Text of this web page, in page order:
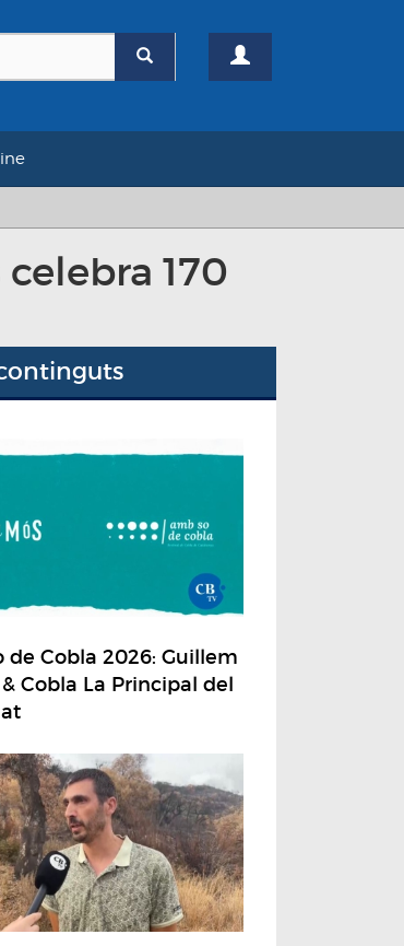
170
de Cobla 2026: Guillem
Cobla La Principal del